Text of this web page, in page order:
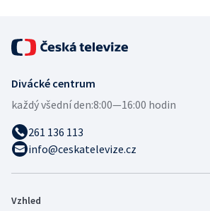
Divácké centrum
každý všední den:8:00—16:00 hodin
261 136 113
info@ceskatelevize.cz
Vzhled